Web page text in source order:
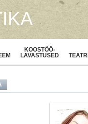
KOOSTÖÖ-
LAVASTUSED